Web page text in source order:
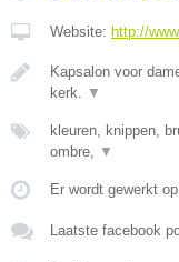
Website: http://
Kapsalon voor
kerk. ▼
kleuren, knippen,
ombre, ▼
Er wordt gewerkt
Laatste facebook